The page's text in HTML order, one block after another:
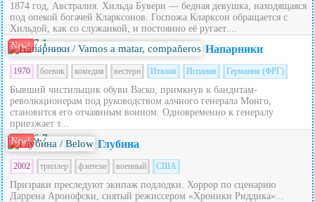
1874 год, Австралия. Хильда Бувери — бедная девушка, находящаяся
под опекой богачей Кларксонов. Госпожа Кларксон обращается с
Хильдой, как со служанкой, и постоянно её ругает....
New! 7.1 Напарники
1970 боевик комедия вестерн Италия Испания Германия (ФРГ)
Бывший чистильщик обуви Васко, примкнув к бандитам-
революционерам под руководством алчного генерала Монго,
становится его отчаянным воином. Одновременно к генералу
приезжает т...
New! 6.7 Глубина
2002 триллер фэнтези военный США
Призраки преследуют экипаж подлодки. Хоррор по сценарию
Даррена Аронофски, снятый режиссером «Хроники Риддика»...